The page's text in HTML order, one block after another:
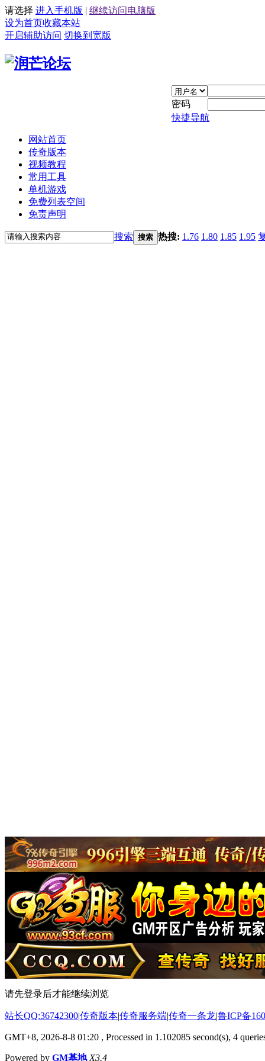
请选择 进入手机版 | 继续访问电脑版
设为首页收藏本站
开启辅助访问 切换到宽版
密码
快捷导航
网站首页
传奇版本
视频教程
常用工具
单机游戏
免费列表空间
免责声明
搜索 搜索 热搜: 1.76 1.80 1.85 1.95
请先登录后才能继续浏览
站长QQ:36742300|传奇版本|传奇服务端|传奇一条龙|鲁ICP备
GMT+8, 2026-8-8 01:20 , Processed in 1.102085 second(s), 4
Powered by GM基地 X3.4